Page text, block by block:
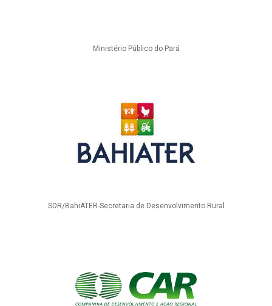
Ministério Público do Pará
SDR/BahiATER-Secretaria de Desenvolvimento Rural